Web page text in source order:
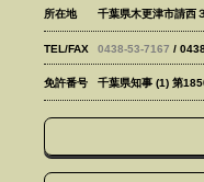
所在地 千葉県木更津市請西
TEL/FAX 0438-53-7167 /
免許番号 千葉県知事 (1) 第